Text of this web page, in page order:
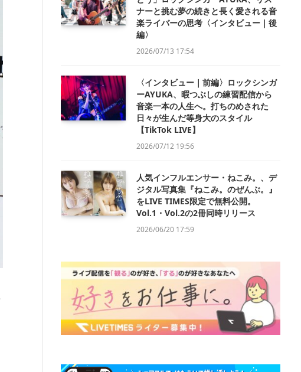
ナーと挑む夢の続きと長く愛される音
楽ライバーの思考〈インタビュー｜後
編〉
2026/07/13 17:54
〈インタビュー｜前編〉ロックシンガ
ーAYUKA、暇つぶしの練習配信から
音楽一本の人生へ。打ちのめされた
日々が生んだ等身大のスタイル
【TikTok LIVE】
2026/07/12 19:56
人気インフルエンサー・ねこみ。、デ
ジタル写真集『ねこみ。のぜんぶ。』
をLIVE TIMES限定で無料公開。
Vol.1・Vol.2の2冊同時リリース
2026/06/20 17:59